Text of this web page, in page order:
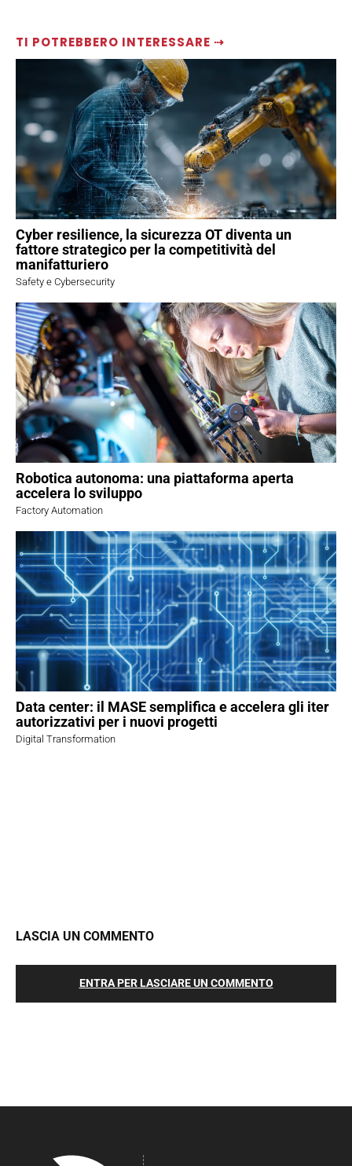
TI POTREBBERO INTERESSARE ⇢
Cyber resilience, la sicurezza OT diventa un
fattore strategico per la competitività del
manifatturiero
Safety e Cybersecurity
Robotica autonoma: una piattaforma aperta
accelera lo sviluppo
Factory Automation
Data center: il MASE semplifica e accelera gli iter
autorizzativi per i nuovi progetti
Digital Transformation
LASCIA UN COMMENTO
ENTRA PER LASCIARE UN COMMENTO